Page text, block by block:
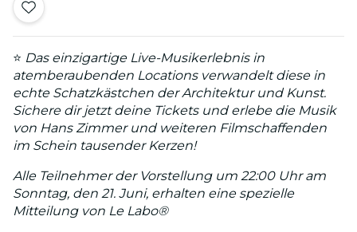
⭐ Das einzigartige Live-Musikerlebnis in
atemberaubenden Locations verwandelt diese in
echte Schatzkästchen der Architektur und Kunst.
Sichere dir jetzt deine Tickets und erlebe die Musik
von Hans Zimmer und weiteren Filmschaffenden
im Schein tausender Kerzen!
Alle Teilnehmer der Vorstellung um 22:00 Uhr am
Sonntag, den 21. Juni, erhalten eine spezielle
Mitteilung von Le Labo®